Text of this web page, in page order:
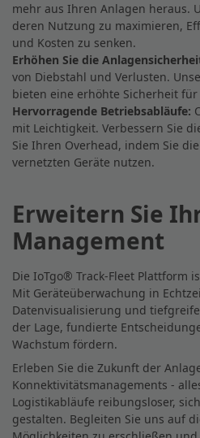
mehr aus Ihren Anlagen heraus.
deren Nutzung zu maximieren,
und Kosten zu senken.
Erhöhen Sie die
von Diebstahl und Verlusten.
bieten eine erhöhte Sicherheit
Hervorragende Betriebsabläufe:
mit Leichtigkeit. Verbessern Sie
Sie Ihren Overhead, indem Sie
vernetzten Geräte nutzen.
Erweitern Sie
Management
Die IoTgo® Track-Fleet Plattform
Mit Geräteüberwachung in
Datenvisualisierung und
der Lage, fundierte
Wachstum fördern.
Erleben Sie die Zukunft der
Konnektivitätsmanagements -
Logistikabläufe reibungsloser,
gestalten. Begleiten Sie uns auf